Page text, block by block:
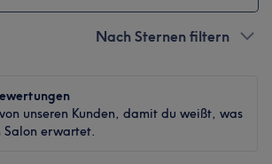
Nach Sternen filtern
unseren Kunden, damit du weißt, was
erwartet.